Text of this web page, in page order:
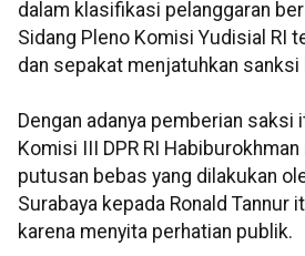
dalam klasifikasi pelanggaran
Sidang Pleno Komisi Yudisial RI
dan sepakat menjatuhkan sanksi
Dengan adanya pemberian saksi
Komisi III DPR RI
putusan bebas yang dilakukan
Surabaya kepada Ronald Tannur
karena menyita perhatian publik.